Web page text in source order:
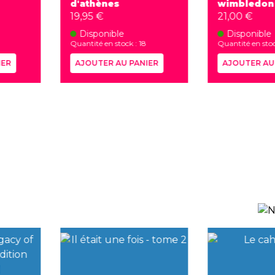
d'athènes
19,95 €
Disponible
Quantité en stock : 18
AJOUTER AU PANIER
wimbledon
21,00 €
Disponible
Quantité en
AJOUTER